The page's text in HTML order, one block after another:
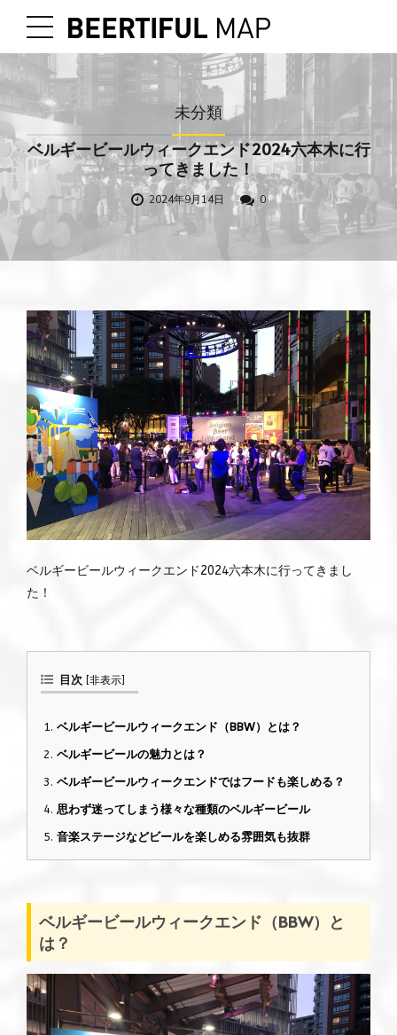
未分類
ベルギービールウィークエンド2024六本木に行
ってきました！
2024年9月14日 0
ベルギービールウィークエンド2024六本木に行ってきまし
た！
目次 非表示
ベルギービールウィークエンド（BBW）とは？
ベルギービールの魅力とは？
ベルギービールウィークエンドではフードも楽しめる？
思わず迷ってしまう様々な種類のベルギービール
音楽ステージなどビールを楽しめる雰囲気も抜群
ベルギービールウィークエンド（BBW）と
は？